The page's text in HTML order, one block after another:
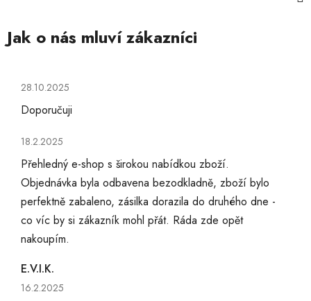
Hodnocení obchodu je 5 z 5 hvězdiček.
28.10.2025
Doporučuji
Hodnocení obchodu je 5 z 5 hvězdiček.
18.2.2025
Přehledný e-shop s širokou nabídkou zboží.
Objednávka byla odbavena bezodkladně, zboží bylo
perfektně zabaleno, zásilka dorazila do druhého dne -
co víc by si zákazník mohl přát. Ráda zde opět
nakoupím.
E.V.I.K.
Hodnocení obchodu je 5 z 5 hvězdiček.
16.2.2025